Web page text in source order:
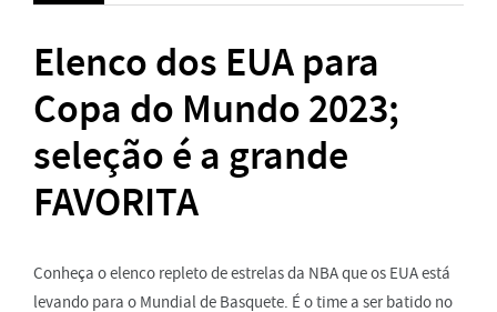
Elenco dos EUA para
Copa do Mundo 2023;
seleção é a grande
FAVORITA
Conheça o elenco repleto de estrelas da NBA que os EUA está
levando para o Mundial de Basquete. É o time a ser batido no